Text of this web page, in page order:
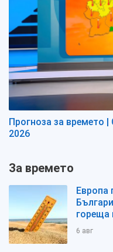
Прогноза за времето
2026
За времето
Европа
гореща
6 авг